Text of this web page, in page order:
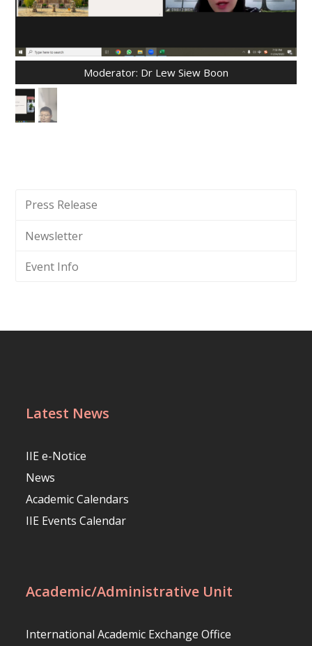
Moderator: Dr Lew Siew Boon
Press Release
Newsletter
Event Info
Latest News
IIE e-Notice
News
Academic Calendars
IIE Events Calendar
Academic/Administrative Unit
International Academic Exchange Office